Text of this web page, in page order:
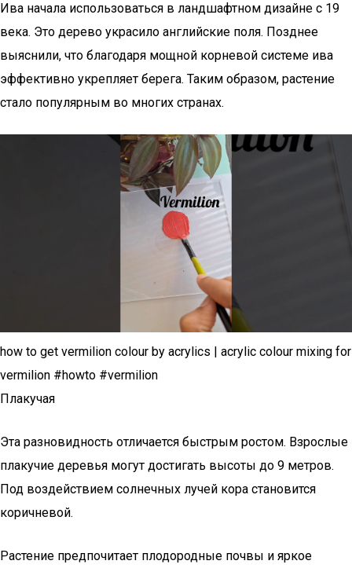
Ива начала использоваться в ландшафтном дизайне с 19
века. Это дерево украсило английские поля. Позднее
выяснили, что благодаря мощной корневой системе ива
эффективно укрепляет берега. Таким образом, растение
стало популярным во многих странах.
how to get vermilion colour by acrylics | acrylic colour mixing for
vermilion #howto #vermilion
Плакучая
Эта разновидность отличается быстрым ростом. Взрослые
плакучие деревья могут достигать высоты до 9 метров.
Под воздействием солнечных лучей кора становится
коричневой.
Растение предпочитает плодородные почвы и яркое